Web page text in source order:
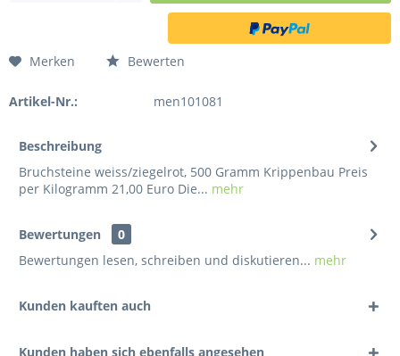
Merken Bewerten
Artikel-Nr.: men101081
Beschreibung
Bruchsteine weiss/ziegelrot, 500 Gramm Krippenbau Preis
per Kilogramm 21,00 Euro Die... mehr
Bewertungen
0
Bewertungen lesen, schreiben und diskutieren... mehr
Kunden kauften auch
Kunden haben sich ebenfalls angesehen